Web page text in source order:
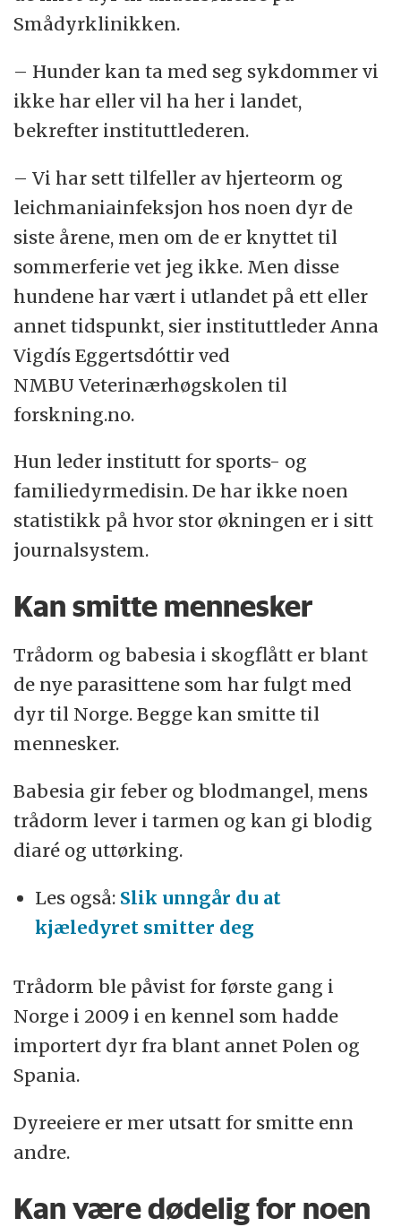
Smådyrklinikken.
– Hunder kan ta med seg sykdommer vi
ikke har eller vil ha her i landet,
bekrefter instituttlederen.
– Vi har sett tilfeller av hjerteorm og
leichmaniainfeksjon hos noen dyr de
siste årene, men om de er knyttet til
sommerferie vet jeg ikke. Men disse
hundene har vært i utlandet på ett eller
annet tidspunkt, sier instituttleder Anna
Vigdís Eggertsdóttir ved
NMBU Veterinærhøgskolen til
forskning.no.
Hun leder institutt for sports- og
familiedyrmedisin. De har ikke noen
statistikk på hvor stor økningen er i sitt
journalsystem.
Kan smitte mennesker
Trådorm og babesia i skogflått er blant
de nye parasittene som har fulgt med
dyr til Norge. Begge kan smitte til
mennesker.
Babesia gir feber og blodmangel, mens
trådorm lever i tarmen og kan gi blodig
diaré og uttørking.
Les også: Slik unngår du at
kjæledyret smitter deg
Trådorm ble påvist for første gang i
Norge i 2009 i en kennel som hadde
importert dyr fra blant annet Polen og
Spania.
Dyreeiere er mer utsatt for smitte enn
andre.
Kan være dødelig for noen